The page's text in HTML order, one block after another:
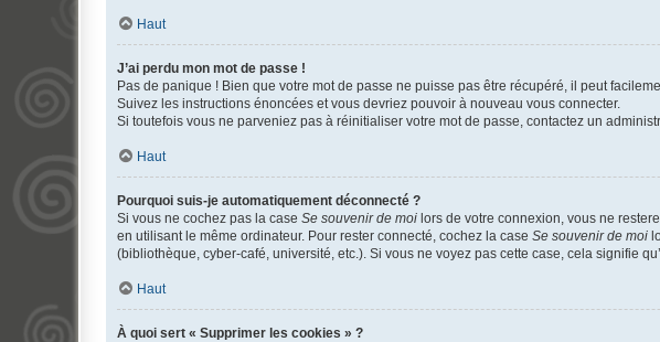
Haut
J’ai perdu mon mot de passe !
Pas de panique ! Bien que votre mot de passe ne puisse pas être récupéré, il peut
Suivez les instructions énoncées et vous devriez pouvoir à nouveau vous connecter.
Si toutefois vous ne parveniez pas à réinitialiser votre mot de passe, contactez un
Haut
Pourquoi suis-je automatiquement déconnecté ?
Si vous ne cochez pas la case Se souvenir de moi lors de votre connexion, vous ne
en utilisant le même ordinateur. Pour rester connecté, cochez la case Se souvenir de moi
(bibliothèque, cyber-café, université, etc.). Si vous ne voyez pas cette case, cela signifie
Haut
À quoi sert « Supprimer les cookies » ?